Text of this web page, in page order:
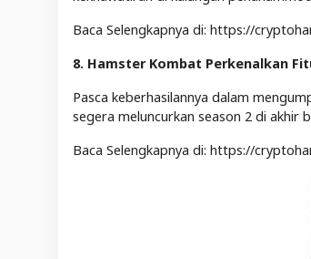
Baca Selengkapnya di: https://
8. Hamster Kombat Perkenalkan
Pasca keberhasilannya dalam
segera meluncurkan season 2 di akhir
Baca Selengkapnya di: https://